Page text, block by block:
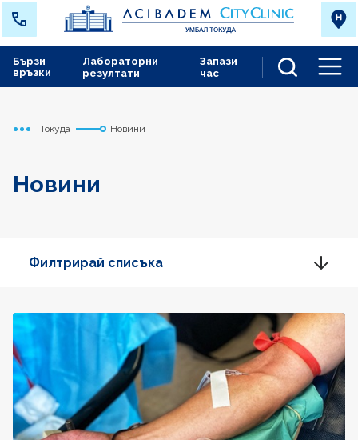
Лабораторни
резултати
Запази
час
Бързи
връзки
Начало
Токуда Новини
Новини
Филтрирай списъка